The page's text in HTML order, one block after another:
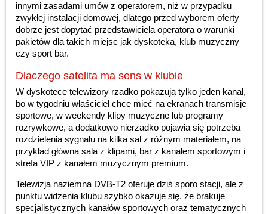
innymi zasadami umów z operatorem, niż w przypadku
zwykłej instalacji domowej, dlatego przed wyborem oferty
dobrze jest dopytać przedstawiciela operatora o warunki
pakietów dla takich miejsc jak dyskoteka, klub muzyczny
czy sport bar.
Dlaczego satelita ma sens w klubie
W dyskotece telewizory rzadko pokazują tylko jeden kanał,
bo w tygodniu właściciel chce mieć na ekranach transmisje
sportowe, w weekendy klipy muzyczne lub programy
rozrywkowe, a dodatkowo nierzadko pojawia się potrzeba
rozdzielenia sygnału na kilka sal z różnym materiałem, na
przykład główna sala z klipami, bar z kanałem sportowym i
strefa VIP z kanałem muzycznym premium.
Telewizja naziemna DVB-T2 oferuje dziś sporo stacji, ale z
punktu widzenia klubu szybko okazuje się, że brakuje
specjalistycznych kanałów sportowych oraz tematycznych